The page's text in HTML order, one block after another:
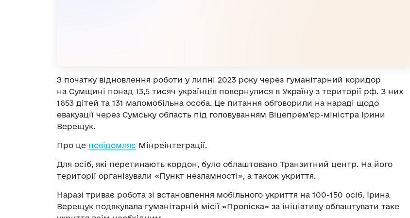
З початку відновлення роботи у липні 2023 року через гуманітарний коридор
на Сумщині понад 13,5 тисяч українців повернулися в Україну з території рф. З них
1653 дітей та 131 маломобільна особа. Це питання обговорили на нараді щодо
евакуації через Сумську область під головуванням Віцепрем’єр-міністра Ірини
Верещук.
Про це повідомляє Мінреінтеграції.
Для осіб, які перетинають кордон, було облаштовано Транзитний центр. На його
території організували «Пункт незламності», а також укриття.
Наразі триває робота зі встановлення мобільного укриття на 100-150 осіб. Ірина
Верещук подякувала гуманітарній місії «Проліска» за ініціативу облаштувати таке